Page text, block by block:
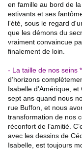
en famille au bord de
estivants et ses
l'été, sous le regard
que les démons du
vraiment convaincue
finalement de loin.
- La taille de nos seins
d’horizons
Isabelle d’Amérique,
sept ans quand nous
rue Buffon, et nous
transformation de nos
réconfort de l’amitié.
avec les dessins de
Isabelle, est toujours